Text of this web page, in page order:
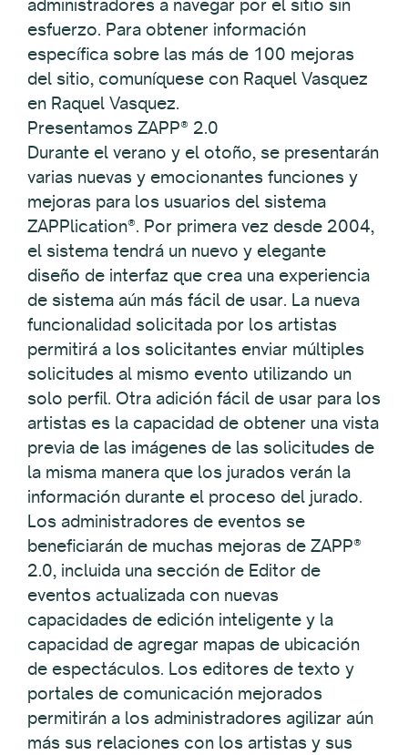
administradores a navegar por el sitio sin
esfuerzo. Para obtener información
específica sobre las más de 100 mejoras
del sitio, comuníquese con Raquel Vasquez
en Raquel Vasquez.
Presentamos ZAPP® 2.0
Durante el verano y el otoño, se presentarán
varias nuevas y emocionantes funciones y
mejoras para los usuarios del sistema
ZAPPlication®. Por primera vez desde 2004,
el sistema tendrá un nuevo y elegante
diseño de interfaz que crea una experiencia
de sistema aún más fácil de usar. La nueva
funcionalidad solicitada por los artistas
permitirá a los solicitantes enviar múltiples
solicitudes al mismo evento utilizando un
solo perfil. Otra adición fácil de usar para los
artistas es la capacidad de obtener una vista
previa de las imágenes de las solicitudes de
la misma manera que los jurados verán la
información durante el proceso del jurado.
Los administradores de eventos se
beneficiarán de muchas mejoras de ZAPP®
2.0, incluida una sección de Editor de
eventos actualizada con nuevas
capacidades de edición inteligente y la
capacidad de agregar mapas de ubicación
de espectáculos. Los editores de texto y
portales de comunicación mejorados
permitirán a los administradores agilizar aún
más sus relaciones con los artistas y sus